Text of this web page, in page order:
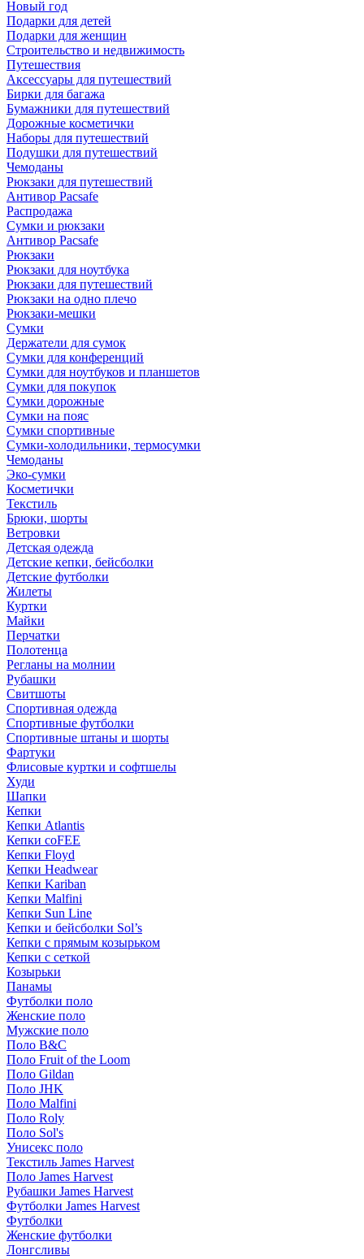
Новый год
Подарки для детей
Подарки для женщин
Строительство и недвижимость
Путешествия
Аксессуары для путешествий
Бирки для багажа
Бумажники для путешествий
Дорожные косметички
Наборы для путешествий
Подушки для путешествий
Чемоданы
Рюкзаки для путешествий
Антивор Pacsafe
Распродажа
Сумки и рюкзаки
Антивор Pacsafe
Рюкзаки
Рюкзаки для ноутбука
Рюкзаки для путешествий
Рюкзаки на одно плечо
Рюкзаки-мешки
Сумки
Держатели для сумок
Сумки для конференций
Сумки для ноутбуков и планшетов
Сумки для покупок
Сумки дорожные
Сумки на пояс
Сумки спортивные
Сумки-холодильники, термосумки
Чемоданы
Эко-сумки
Косметички
Текстиль
Брюки, шорты
Ветровки
Детская одежда
Детские кепки, бейсболки
Детские футболки
Жилеты
Куртки
Майки
Перчатки
Полотенца
Регланы на молнии
Рубашки
Свитшоты
Спортивная одежда
Спортивные футболки
Спортивные штаны и шорты
Фартуки
Флисовые куртки и софтшелы
Худи
Шапки
Кепки
Кепки Atlantis
Кепки coFEE
Кепки Floyd
Кепки Headwear
Кепки Kariban
Кепки Malfini
Кепки Sun Line
Кепки и бейсболки Sol’s
Кепки с прямым козырьком
Кепки с сеткой
Козырьки
Панамы
Футболки поло
Женские поло
Мужские поло
Поло B&C
Поло Fruit of the Loom
Поло Gildan
Поло JHK
Поло Malfini
Поло Roly
Поло Sol's
Унисекс поло
Текстиль James Harvest
Поло James Harvest
Рубашки James Harvest
Футболки James Harvest
Футболки
Женские футболки
Лонгсливы